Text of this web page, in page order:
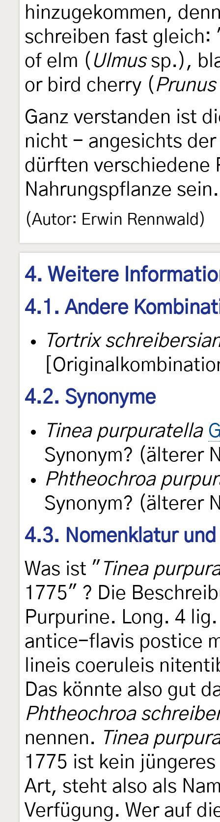
hinzugekommen,
schreiben fast gleich:
of elm ( Ulmussp.),
or bird cherry (
Ganz verstanden ist
nicht - angesichts
dürften verschiedene
Nahrungspflanze sein.
(Autor: Erwin Rennwald)
4. Weitere
4.1. Andere
Tortrix
4.2. Synonyme
Tinea purpuratella
Synonym? (älterer
Phtheochroa
Synonym? (älterer
4.3. Nomenklatur und
Was ist " Tinea
1775" ? Die
Purpurine. Long. 4
antice-flavis postice
lineis coeruleis
Das könnte also gut
Phtheochroa
nennen. Tinea
1775 ist kein
Art, steht also als
Verfügung. Wer auf